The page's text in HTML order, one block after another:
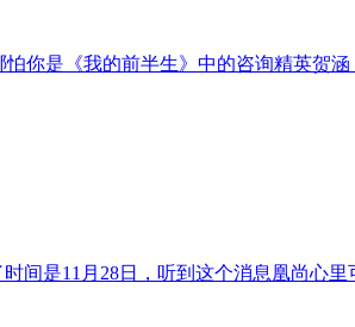
是《我的前半生》中的咨询精英贺
间是11月28日，听到这个消息凰尚心